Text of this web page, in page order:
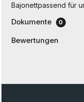
Bajonettpassend für
Dokumente 0
Bewertungen